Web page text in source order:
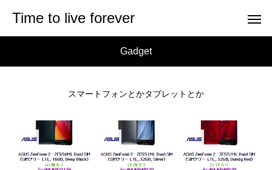
Time to live forever
Gadget
スマートフォンとかタブレットとか